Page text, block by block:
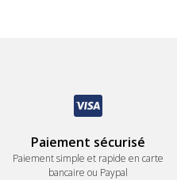
Paiement sécurisé
Paiement simple et rapide en carte
bancaire ou Paypal